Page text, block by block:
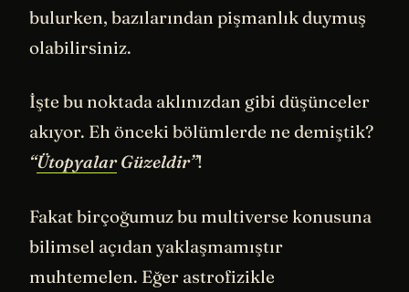
bulurken, bazılarından pişmanlık duymuş
olabilirsiniz.
İşte bu noktada aklınızdan gibi düşünceler
akıyor. Eh önceki bölümlerde ne demiştik?
“ÜtopyalarGüzeldir”!
Fakat birçoğumuz bu multiverse konusuna
bilimsel açıdan yaklaşmamıştır
muhtemelen. Eğer astrofizikle